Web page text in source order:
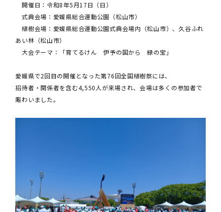
開催日：令和8年5月17日（日）
式典会場：愛媛県総合運動公園（松山市）
植樹会場：愛媛県総合運動公園式典会場内（松山市）、久谷ふれ
あい林（松山市）
大会テーマ：「育てるけん 伊予の国から 緑の宝」
愛媛県で2回目の開催となった第76回全国植樹祭には、
招待者・関係者を含む4,550人が来場され、会場は多くの参加者で
賑わいました。